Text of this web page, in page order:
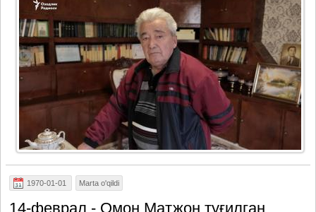
1970-01-01 Marta o'qildi
14-феврал - Омон Матжон туғилган